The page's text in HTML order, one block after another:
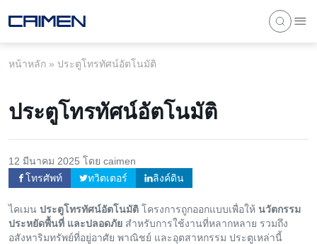
หน้าหลัก » ประตูโทรทัศน์อัตโนมัติ
ประตูโทรทัศน์อัตโนมัติ
12 มีนาคม 2025 โดย caimen
โทรศัพท์
ทวิตเตอร์ ลิงค์ดิน
ไคเมน ประตูโทรทัศน์อัตโนมัติ โครงการถูกออกแบบเพื่อให้ นวัตกรรม
ประหยัดพื้นที่ และปลอดภัย สำหรับการใช้งานที่หลากหลาย รวมถึง
อสังหาริมทรัพย์ที่อยู่อาศัย พาณิชย์ และอุตสาหกรรม ประตูเหล่านี้